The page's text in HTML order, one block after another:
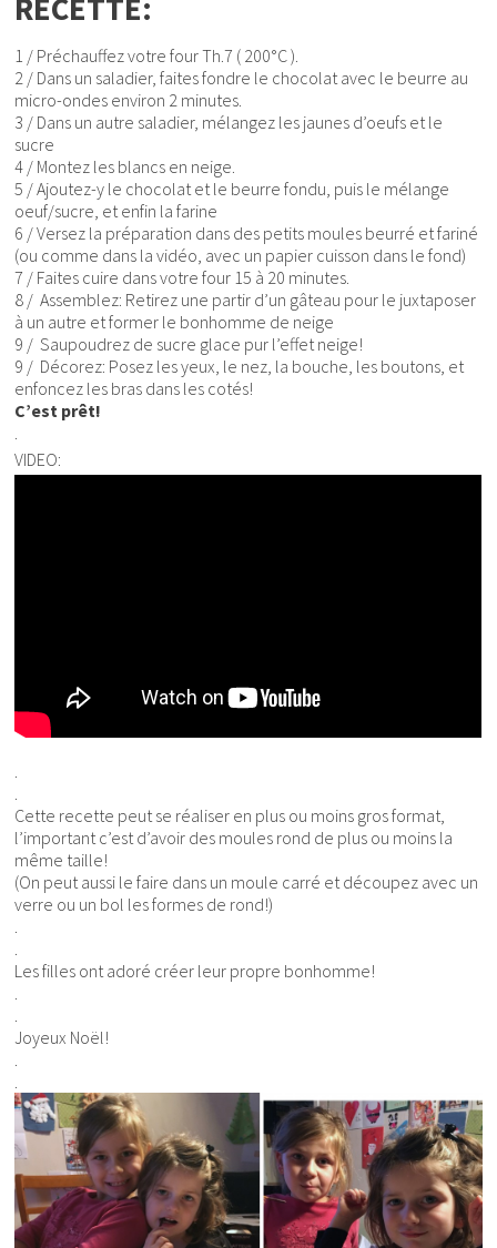
RECETTE:
1 / Préchauffez votre four Th.7 ( 200°C ).
2 / Dans un saladier, faites fondre le chocolat avec le beurre au
micro-ondes environ 2 minutes.
3 / Dans un autre saladier, mélangez les jaunes d’oeufs et le
sucre
4 / Montez les blancs en neige.
5 / Ajoutez-y le chocolat et le beurre fondu, puis le mélange
oeuf/sucre, et enfin la farine
6 / Versez la préparation dans des petits moules beurré et fariné
(ou comme dans la vidéo, avec un papier cuisson dans le fond)
7 / Faites cuire dans votre four 15 à 20 minutes.
8 / Assemblez: Retirez une partir d’un gâteau pour le juxtaposer
à un autre et former le bonhomme de neige
9 / Saupoudrez de sucre glace pur l’effet neige!
9 / Décorez: Posez les yeux, le nez, la bouche, les boutons, et
enfoncez les bras dans les cotés!
C’est prêt!
VIDEO:
Cette recette peut se réaliser en plus ou moins gros format,
l’important c’est d’avoir des moules rond de plus ou moins la
même taille!
(On peut aussi le faire dans un moule carré et découpez avec un
verre ou un bol les formes de rond!)
Les filles ont adoré créer leur propre bonhomme!
Joyeux Noël!